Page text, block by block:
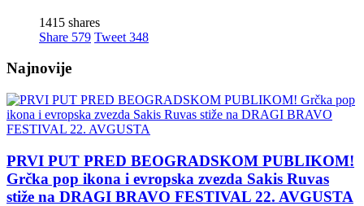
1415 shares
Share 579 Tweet 348
Najnovije
PRVI PUT PRED BEOGRADSKOM PUBLIKOM!
Grčka pop ikona i evropska zvezda Sakis Ruvas
stiže na DRAGI BRAVO FESTIVAL 22. AVGUSTA